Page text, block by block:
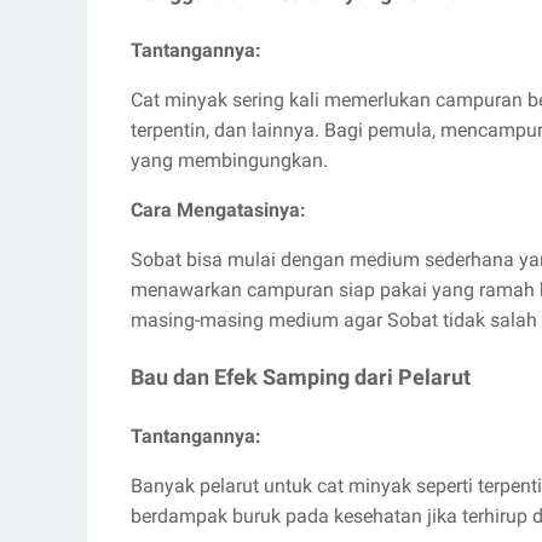
Tantangannya:
Cat minyak sering kali memerlukan campuran
terpentin, dan lainnya. Bagi pemula,
yang membingungkan.
Cara Mengatasinya:
Sobat bisa mulai dengan medium sederhana
menawarkan campuran siap pakai yang
masing-masing medium agar Sobat tidak
Bau dan Efek Samping dari Pelarut
Tantangannya:
Banyak pelarut untuk cat minyak seperti
berdampak buruk pada kesehatan jika terhirup